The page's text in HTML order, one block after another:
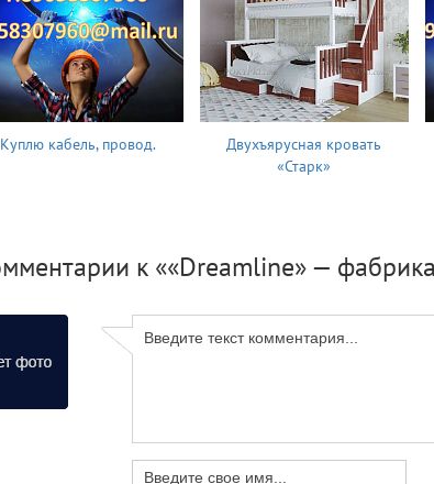
Куплю кабель, провод.
Двухъярусная кровать
«Старк»
к ««Dreamline» —